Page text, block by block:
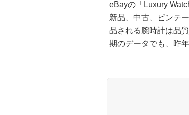
eBayの「Luxury
新品、中古、ビンテ
品される腕時計は品
期のデータでも、昨